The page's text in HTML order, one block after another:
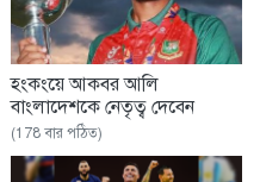
হংকংয়ে আকবর আলি
বাংলাদেশকে নেতৃত্ব দেবেন
(178 বার পঠিত)